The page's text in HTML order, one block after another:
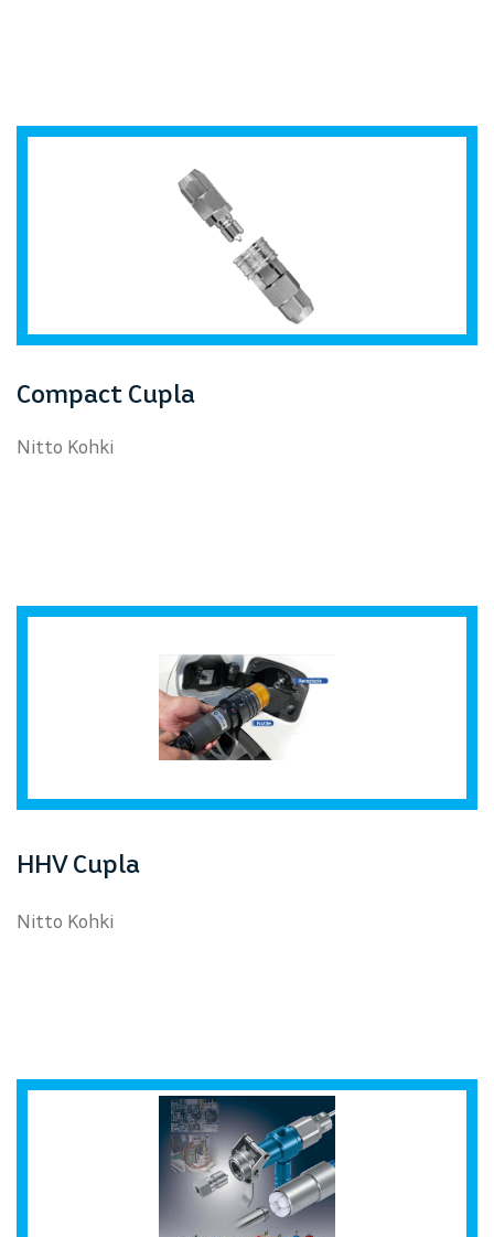
Nitto Kohki
Compact Cupla
Nitto Kohki
HHV Cupla